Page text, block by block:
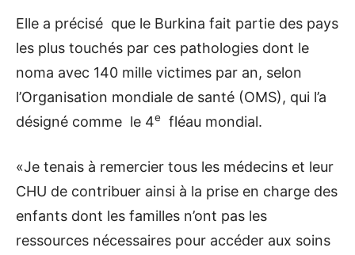
Elle a précisé que le Burkina fait partie des pays
les plus touchés par ces pathologies dont le
noma avec 140 mille victimes par an, selon
l’Organisation mondiale de santé (OMS), qui l’a
désigné comme le 4e fléau mondial.
«Je tenais à remercier tous les médecins et leur
CHU de contribuer ainsi à la prise en charge des
enfants dont les familles n’ont pas les
ressources nécessaires pour accéder aux soins